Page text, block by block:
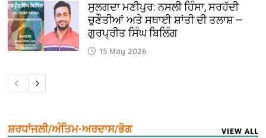
ਸੁਲਗਦਾ ਮਣੀਪੁਰ: ਨਸਲੀ ਹਿੰਸਾ, ਸਰਹੱਦੀ
ਚੁਣੌਤੀਆਂ ਅਤੇ ਸਥਾਈ ਸ਼ਾਂਤੀ ਦੀ ਤਲਾਸ਼ —
ਗੁਰਪ੍ਰੀਤ ਸਿੰਘ ਬਿਲਿੰਗ
15 May 2026
ਸ਼ਰਧਾਂਜਲੀ/ਅੰਤਿਮ-ਅਰਦਾਸ/ਭੋਗ VIEW ALL